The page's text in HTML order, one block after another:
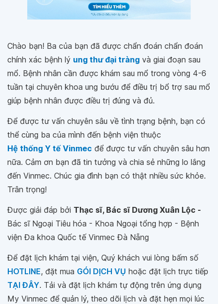
Chào bạn! Ba của bạn đã được chẩn đoán chẩn đoán
chính xác bệnh lý ung thư đại tràng và giai đoạn sau
mổ. Bệnh nhân cần được khám sau mổ trong vòng 4-6
tuần tại chuyên khoa ung bướu để điều trị bổ trợ sau mổ
giúp bệnh nhân được điều trị đúng và đủ.
Để được tư vấn chuyên sâu về tình trạng bệnh, bạn có
thể cùng ba của mình đến bệnh viện thuộc
Hệ thống Y tế Vinmec để được tư vấn chuyên sâu hơn
nữa. Cảm ơn bạn đã tin tưởng và chia sẻ những lo lắng
đến Vinmec. Chúc gia đình bạn có thật nhiều sức khỏe.
Trân trọng!
Được giải đáp bởi Thạc sĩ, Bác sĩ Dương Xuân Lộc -
Bác sĩ Ngoại Tiêu hóa - Khoa Ngoại tổng hợp - Bệnh
viện Đa khoa Quốc tế Vinmec Đà Nẵng
Để đặt lịch khám tại viện, Quý khách vui lòng bấm số
HOTLINE, đặt mua GÓI DỊCH VỤ hoặc đặt lịch trực tiếp
TẠI ĐÂY. Tải và đặt lịch khám tự động trên ứng dụng
My Vinmec để quản lý, theo dõi lịch và đặt hẹn mọi lúc